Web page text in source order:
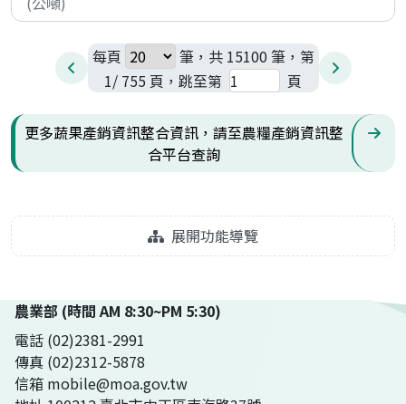
每頁
筆，共 15100 筆，第
1/ 755 頁，跳至第
頁
更多蔬果產銷資訊整合資訊，請至農糧產銷資訊整
合平台查詢
展開功能導覽
農業部 (時間 AM 8:30~PM 5:30)
電話 (02)2381-2991
傳真 (02)2312-5878
信箱 mobile@moa.gov.tw